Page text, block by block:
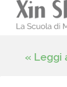
« Leggi